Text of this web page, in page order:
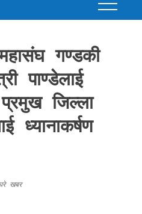
गण्डकी
पाण्डेलाई
जिल्ला
ध्यानाकर्षण
खबर